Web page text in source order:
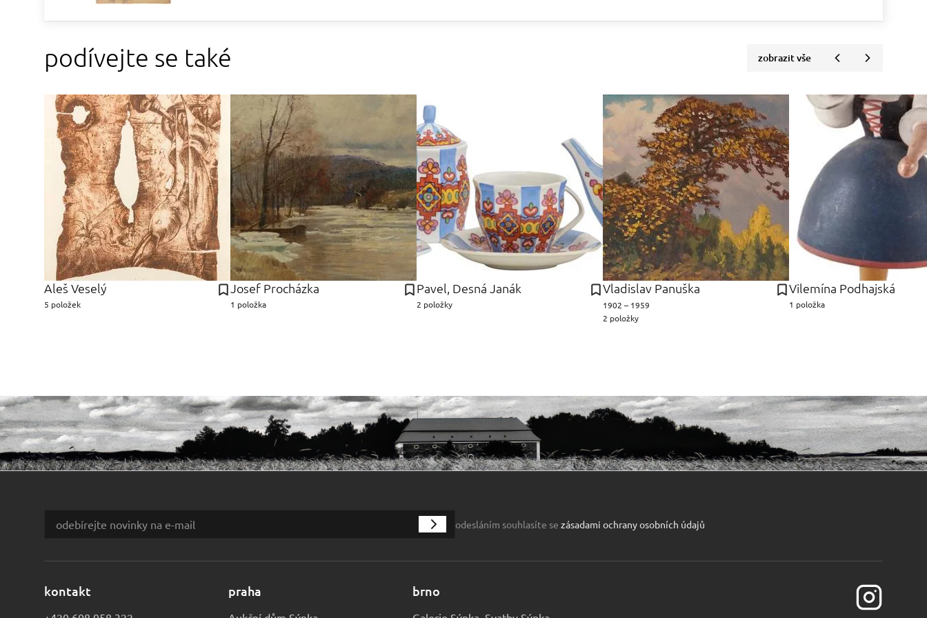
podívejte se také zobrazit vše
Aleš Veselý
5 položek
Josef Procházka
1 položka
Pavel, Desná Janák
2 položky
Vladislav Panuška
1902 – 1959
2 položky
Vilemína Podhajská
1 položka
odesláním souhlasíte se zásadami ochrany osobních údajů
kontakt praha brno